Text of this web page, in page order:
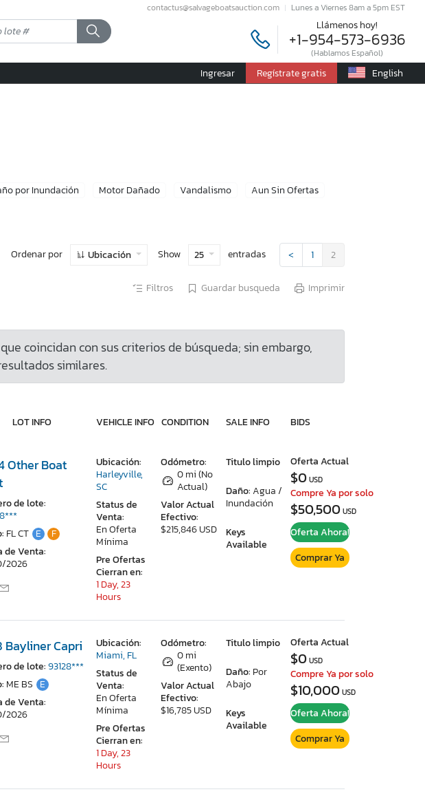
contactus@salvageboatsauction.com Lunes a Viernes 8am a 5pm EST
Llámenos hoy!
+1-954-573-6936
(Hablamos Español)
Ingresar Regístrate gratis English
por Inundación Motor Dañado Vandalismo
Aun Sin Ofertas
Ordenar por Ubicación Show 25 entradas < 1 2
Filtros Guardar busqueda Imprimir
coincidan con sus criterios de búsqueda; sin embargo,
similares.
LOT INFO VEHICLE INFO CONDITION SALE INFO BIDS
Other Boat
de lote:
FL CT E
F
de Venta:
2026
Odómetro:
0 mi (No
Actual)
Valor Actual
Efectivo:
$215,846 USD
Titulo limpio
Daño:Agua /
Inundación
Keys
Available
Ubicación:
Harleyville,
SC
Status de
Venta:
En Oferta
Mínima
Pre Ofertas
Cierran en:
1 Day, 23
Hours
Oferta Actual
$0USD
Compre Ya por solo
$50,500USD
Oferta Ahora!
Comprar Ya
Bayliner Capri
de lote:93128***
ME BS E
de Venta:
2026
Odómetro:
0 mi
(Exento)
Valor Actual
Efectivo:
$16,785 USD
Titulo limpio
Daño: Por
Abajo
Keys
Available
Ubicación:
Miami, FL
Status de
Venta:
En Oferta
Mínima
Pre Ofertas
Cierran en:
1 Day, 23
Hours
Oferta Actual
$0USD
Compre Ya por solo
$10,000USD
Oferta Ahora!
Comprar Ya